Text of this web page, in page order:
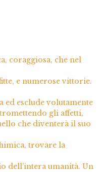
coraggiosa, che nel
e numerose vittorie.
ed esclude volutamente
gli affetti,
che diventerà il suo
trovare la
dell’intera umanità. Un